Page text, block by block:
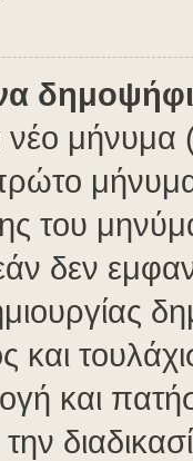
μήνυμα
του
δεν
και
και